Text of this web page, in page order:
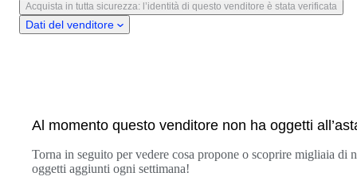
Acquista in tutta sicurezza: l’identità di questo venditore è stata verificata
Dati del venditore
Al momento questo venditore non ha oggetti
Torna in seguito per vedere cosa propone o scoprire migliaia di
oggetti aggiunti ogni settimana!